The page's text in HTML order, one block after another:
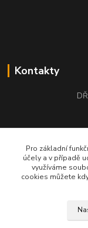
Kontakty
Pro základní
účely a v případě
využíváme
cookies můžete